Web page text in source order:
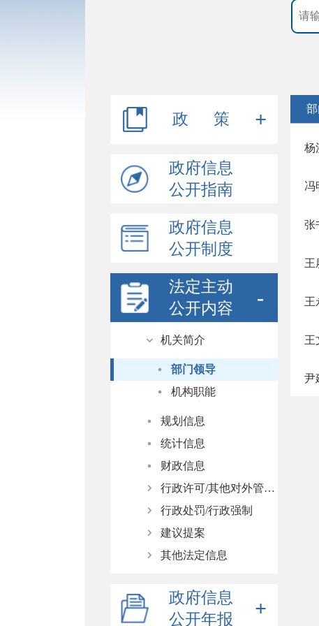
政 策
行政规范性文件
其他文件
政府信息
公开指南
政府信息
公开制度
法定主动
公开内容
机关简介
部门领导
机构职能
规划信息
统计信息
财政信息
行政许可/其他对外管理服务
依据、条件、程序
行政许可结果公示
其他对外管理服务事项结果公示
行政处罚/行政强制
依据、条件、程序
行政处罚结果公示
建议提案
人大代表建议办理
其他法定信息
国有土地上房屋征收与补偿
政府信息
公开年报
杨
冯
张
王
王
王
尹